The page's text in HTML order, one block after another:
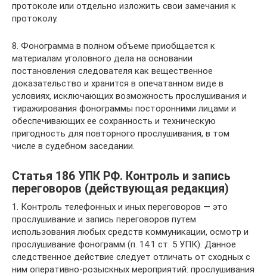
протоколе или отдельно изложить свои замечания к
протоколу.
8. Фонограмма в полном объеме приобщается к
материалам уголовного дела на основании
постановления следователя как вещественное
доказательство и хранится в опечатанном виде в
условиях, исключающих возможность прослушивания и
тиражирования фонограммы посторонними лицами и
обеспечивающих ее сохранность и техническую
пригодность для повторного прослушивания, в том
числе в судебном заседании.
Статья 186 УПК РФ. Контроль и запись
переговоров (действующая редакция)
1. Контроль телефонных и иных переговоров — это
прослушивание и запись переговоров путем
использования любых средств коммуникации, осмотр и
прослушивание фонограмм (п. 14.1 ст. 5 УПК). Данное
следственное действие следует отличать от сходных с
ним оперативно-розыскных мероприятий: прослушивания